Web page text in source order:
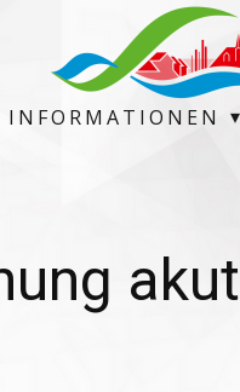
INFORMATIONEN
akut